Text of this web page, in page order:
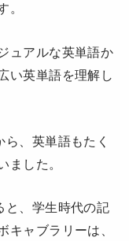
。
ュアルな英単語か
い英単語を理解し
、英単語もたく
ました。
と、学生時代の記
キャブラリーは、